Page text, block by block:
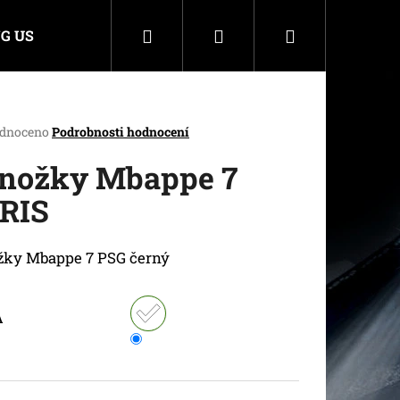
US Hledat PřihlášeníNákupní
Podrobnosti hodnocení
Mbappe 7
Mbappe 7 PSG černý